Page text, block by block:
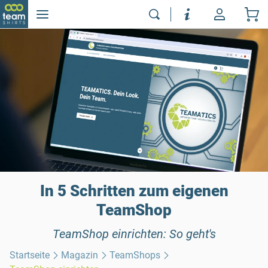
In 5 Schritten zum eigenen
TeamShop
TeamShop einrichten: So geht's
Startseite Magazin
TeamShops